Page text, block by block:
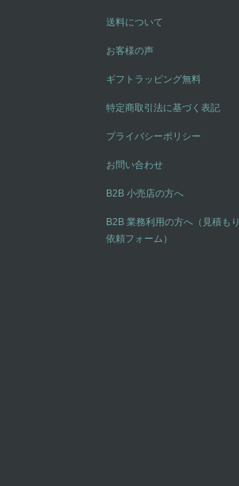
送料について
お客様の声
ギフトラッピング無料
特定商取引法に基づく表記
プライバシーポリシー
お問い合わせ
B2B 小売店の方へ
B2B 業務利用の方へ（見積もり
依頼フォーム）